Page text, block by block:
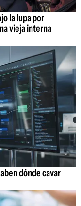
la lupa por
vieja interna
dónde cavar